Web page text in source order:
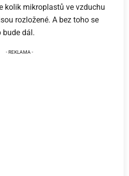
kolik mikroplastů ve vzduchu
rozložené. A bez toho se
bude dál.